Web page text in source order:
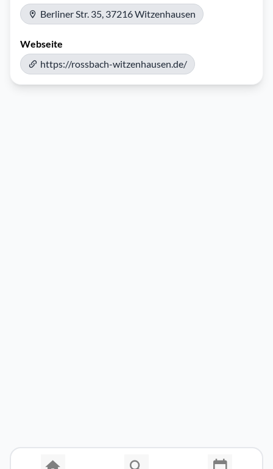
Berliner Str. 35, 37216 Witzenhausen
Webseite
https://rossbach-witzenhausen.de/